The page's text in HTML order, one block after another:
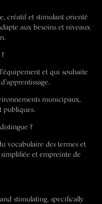
créatif et stimulant orienté
aux besoins et niveaux
et qui souhaite
municipaux,
publiques.
?
vocabulaire des termes et
et empreinte de
stimulating, specifically